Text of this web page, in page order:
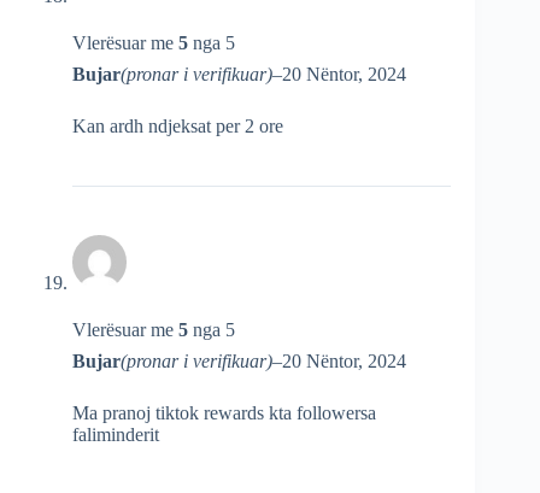
Vlerësuar me 5 nga 5
Bujar(pronar i verifikuar)–20 Nëntor, 2024
Kan ardh ndjeksat per 2 ore
Vlerësuar me 5 nga 5
Bujar(pronar i verifikuar)–20 Nëntor, 2024
Ma pranoj tiktok rewards kta followersa
faliminderit